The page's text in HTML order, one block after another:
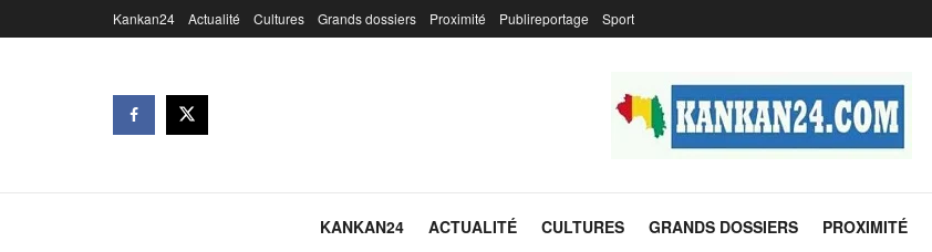
Kankan24 Actualité Cultures Grands dossiers Proximité Publireportage Sport
KANKAN24 ACTUALITÉ CULTURES GRANDS DOSSIERS PROXIMITÉ